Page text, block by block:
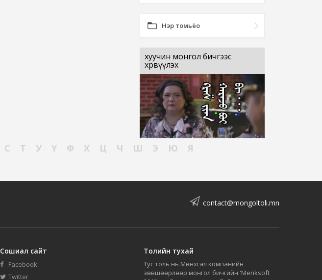
Нэр томьёо
хуучин монгол бичгээс
хөрвүүлэх
С Т У Ү Ф Х Ц Ч Ш Э Ю Я
contact@mongoltoli.mn
Сошиал сайт
Facebook
Twitter
Толийн тухай
Тус толь нь Мөнхгал компанийн
зөвшөөрлөөр монгол бичгийн 'Menksoft